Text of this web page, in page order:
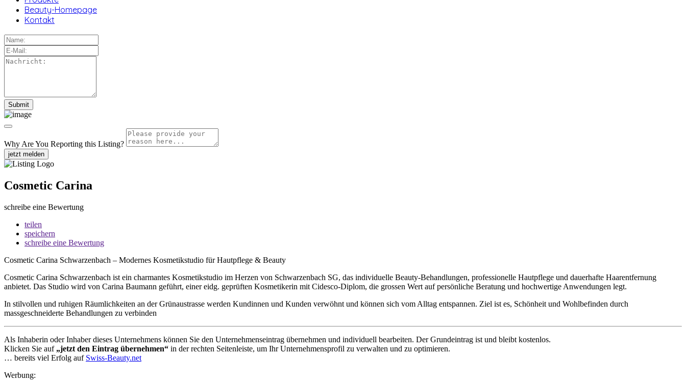
Beauty-Homepage
Kontakt
Why Are You Reporting this Listing?
jetzt melden
Cosmetic Carina
schreibe eine Bewertung
teilen
speichern
schreibe eine Bewertung
Cosmetic Carina Schwarzenbach – Modernes Kosmetikstudio für Hautpflege & Beauty
Cosmetic Carina Schwarzenbach ist ein charmantes Kosmetikstudio im Herzen von Schwarzenbach SG, das individuelle Beauty‑Behandlungen, professionelle Hautpflege und dauerhafte Haarentfernung
anbietet. Das Studio wird von Carina Baumann geführt, einer eidg. geprüften Kosmetikerin mit Cidesco‑Diplom, die grossen Wert auf persönliche Beratung und hochwertige Anwendungen legt.
In stilvollen und ruhigen Räumlichkeiten an der Grünaustrasse werden Kundinnen und Kunden verwöhnt und können sich vom Alltag entspannen. Ziel ist es, Schönheit und Wohlbefinden durch
massgeschneiderte Behandlungen zu verbinden
Als Inhaberin oder Inhaber dieses Unternehmens können Sie den Unternehmenseintrag übernehmen und individuell bearbeiten. Der Grundeintrag ist und bleibt kostenlos.
Klicken Sie auf „jetzt den Eintrag übernehmen“ in der rechten Seitenleiste, um Ihr Unternehmensprofil zu verwalten und zu optimieren.
… bereits viel Erfolg auf Swiss-Beauty.net
Werbung: